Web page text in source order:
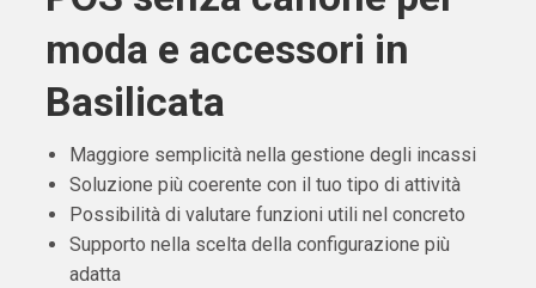
moda e accessori in
Basilicata
Maggiore semplicità nella gestione degli incassi
Soluzione più coerente con il tuo tipo di attività
Possibilità di valutare funzioni utili nel concreto
Supporto nella scelta della configurazione più
adatta